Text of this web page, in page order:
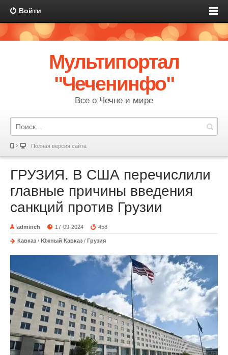
Войти
Мультипортал
"Чеченинфо"
Все о Чечне и мире
Полная версия сайта
ГРУЗИЯ. В США перечислили
главные причины введения
санкций против Грузии
adminch 17-09-2024 458
Кавказ / Южный Кавказ / Грузия